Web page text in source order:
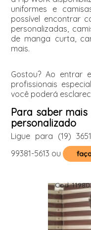
uniformes e
possível encontrar
personalizadas,
de manga curta,
mais.
Gostou? Ao entrar
profissionais
você poderá
Para saber
personalizado
Ligue para (19)
99381-5613 ou
Cod.:11980